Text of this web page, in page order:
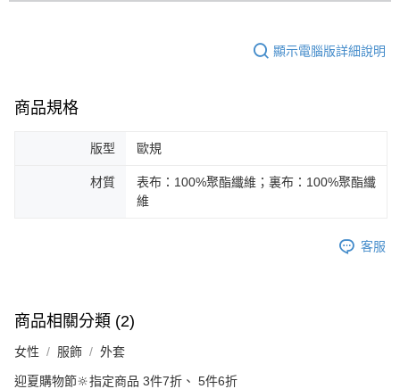
顯示電腦版詳細說明
商品規格
版型 歐規
材質
表布：100%聚酯纖維；裏布：100%聚酯纖
維
客服
商品相關分類 (2)
女性 服飾 外套
迎夏購物節🔆指定商品 3件7折、 5件6折